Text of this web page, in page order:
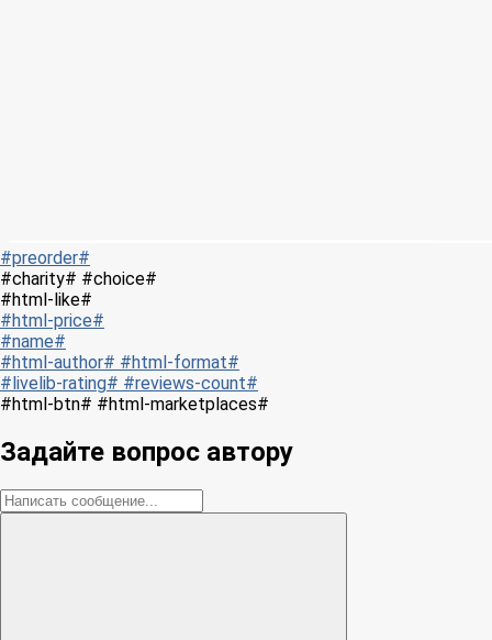
#preorder#
#charity# #choice#
#html-like#
#html-price#
#name#
#html-author# #html-format#
#livelib-rating# #reviews-count#
#html-btn# #html-marketplaces#
Задайте вопрос автору